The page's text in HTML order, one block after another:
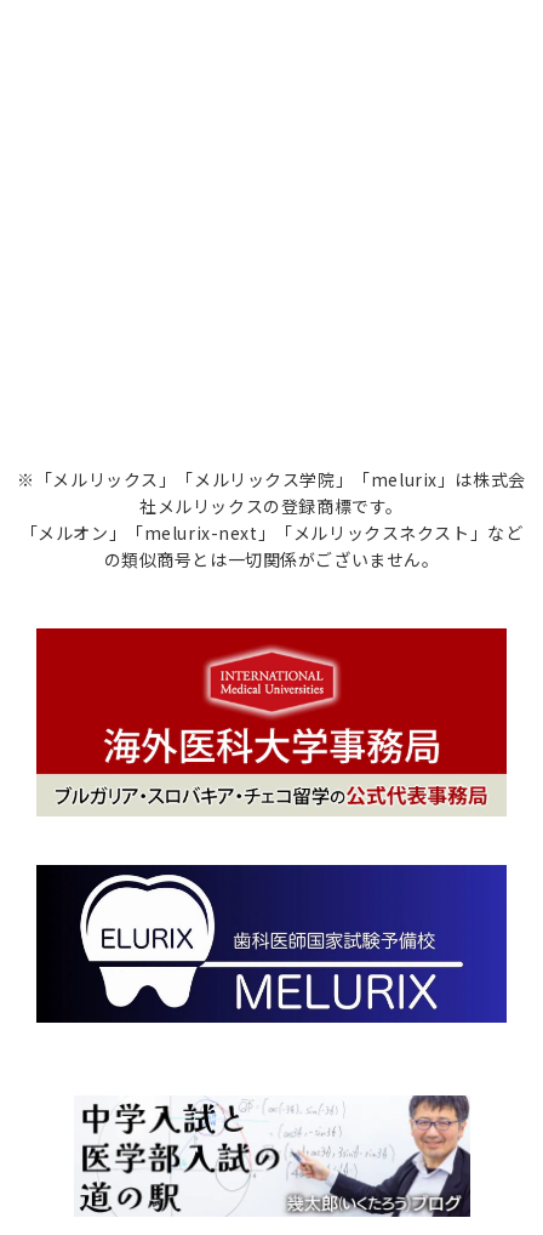
※「メルリックス」「メルリックス学院」「melurix」は株式会
社メルリックスの登録商標です。
「メルオン」「melurix-next」「メルリックスネクスト」など
の類似商号とは一切関係がございません。